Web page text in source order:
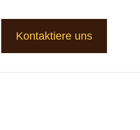
Kontaktiere uns